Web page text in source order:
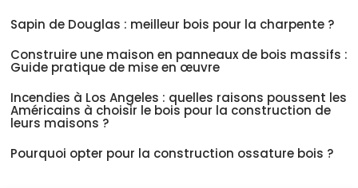
Sapin de Douglas : meilleur bois pour la charpente ?
Construire une maison en panneaux de bois massifs :
Guide pratique de mise en œuvre
Incendies à Los Angeles : quelles raisons poussent les
Américains à choisir le bois pour la construction de
leurs maisons ?
Pourquoi opter pour la construction ossature bois ?